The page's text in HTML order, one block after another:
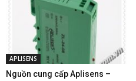
APLISENS
Nguồn cung cấp Aplisens –